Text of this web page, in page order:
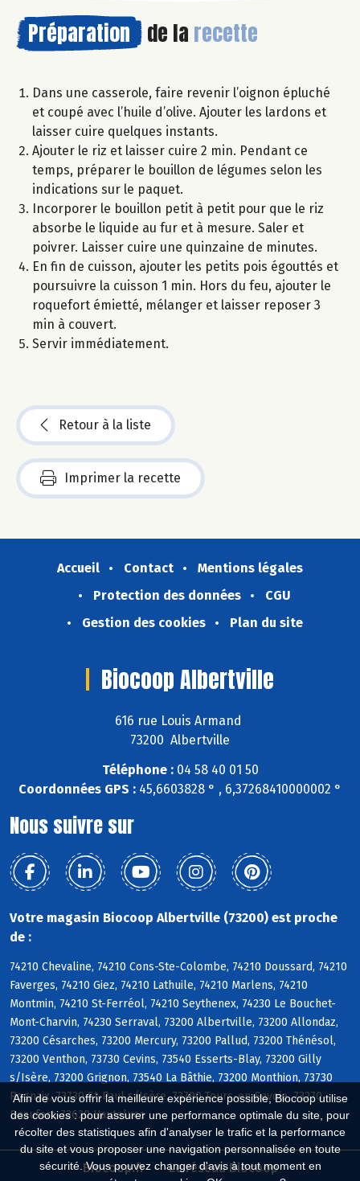
Afin de vous offrir la meilleure expérience possible, Biocoop utilise
des cookies : pour assurer une performance optimale du site, pour
récolter des statistiques afin d'analyser le trafic et la performance
du site et vous proposer une navigation personnalisée en toute
sécurité. Vous pouvez changer d'avis à tout moment en
Préparation de la recette
Dans une casserole, faire revenir l’oignon épluché
et coupé avec l’huile d’olive. Ajouter les lardons et
laisser cuire quelques instants.
Ajouter le riz et laisser cuire 2 min. Pendant ce
temps, préparer le bouillon de légumes selon les
indications sur le paquet.
Incorporer le bouillon petit à petit pour que le riz
absorbe le liquide au fur et à mesure. Saler et
poivrer. Laisser cuire une quinzaine de minutes.
En fin de cuisson, ajouter les petits pois égouttés et
poursuivre la cuisson 1 min. Hors du feu, ajouter le
roquefort émietté, mélanger et laisser reposer 3
min à couvert.
Servir immédiatement.
Retour à la liste
Imprimer la recette
Accueil Contact
Mentions légales
Protection des données
CGU
Gestion des cookies
Plan du site
Biocoop Albertville
616 rue Louis Armand
73200 Albertville
Téléphone :04 58 40 01 50
Coordonnées GPS : 45,6603828 ° , 6,37268410000002 °
Nous suivre sur
Votre magasin Biocoop Albertville (73200) est proche
de :
74210 Chevaline, 74210 Cons-Ste-Colombe, 74210 Doussard, 74210
Faverges, 74210 Giez, 74210 Lathuile, 74210 Marlens, 74210
Montmin, 74210 St-Ferréol, 74210 Seythenex, 74230 Le Bouchet-
Mont-Charvin, 74230 Serraval, 73200 Albertville, 73200 Allondaz,
73200 Césarches, 73200 Mercury, 73200 Pallud, 73200 Thénésol,
73200 Venthon, 73730 Cevins, 73540 Esserts-Blay, 73200 Gilly
s/Isère, 73200 Grignon, 73540 La Bâthie, 73200 Monthion, 73730
Rognaix, 73730 St-Paul s/Isère, 73790 Tours-en-Savoie, 73270
Beaufort, 73620 Hauteluce
Biocoop.fr Le réseau Biocoop